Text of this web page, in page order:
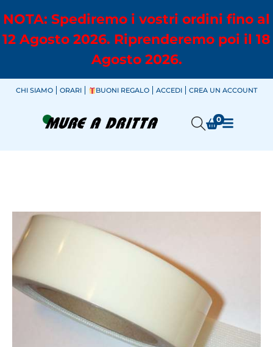
NOTA: Spediremo i vostri ordini fino al
12 Agosto 2026. Riprenderemo poi il 18
Agosto 2026.
CHI SIAMO ORARI BUONI REGALO ACCEDI CREA UN ACCOUNT
0